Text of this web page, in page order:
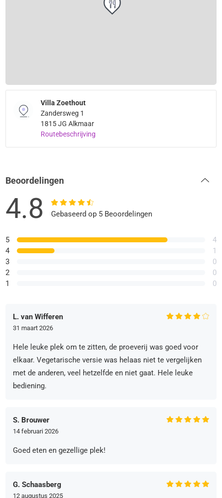
Villa Zoethout
Zandersweg 1
1815 JG Alkmaar
Routebeschrijving
Beoordelingen
4.8 Gebaseerd op 5 Beoordelingen
5
4
3
2
1
4
1
0
0
0
L. van Wifferen
31 maart 2026
Hele leuke plek om te zitten, de proeverij was goed voor
elkaar. Vegetarische versie was helaas niet te vergelijken
met de anderen, veel hetzelfde en niet gaat. Hele leuke
bediening.
S. Brouwer
14 februari 2026
Goed eten en gezellige plek!
G. Schaasberg
12 augustus 2025